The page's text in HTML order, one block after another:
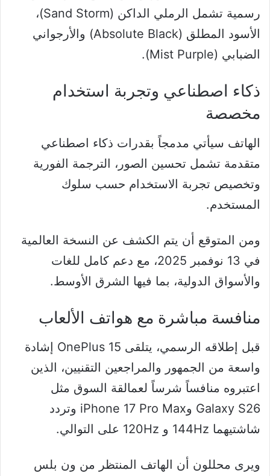
رسمية تشمل الرملي الداكن (Sand Storm)،
الأسود المطلق (Absolute Black) والأرجواني
الضبابي (Mist Purple).
ذكاء اصطناعي وتجربة استخدام
مخصصة
الهاتف سيأتي مدمجاً بقدرات ذكاء اصطناعي
متقدمة تشمل تحسين الصور، الترجمة الفورية
وتخصيص تجربة الاستخدام حسب سلوك
المستخدم.
ومن المتوقع أن يتم الكشف عن النسخة العالمية
في 13 نوفمبر 2025، مع دعم كامل للغات
والأسواق الدولية، بما فيها الشرق الأوسط.
منافسة مباشرة مع هواتف الألعاب
قبل إطلاقه الرسمي، يتلقى OnePlus 15 إشادة
واسعة من الجمهور والمراجعين التقنيين، الذين
اعتبروه منافساً شرساً لعمالقة السوق مثل
Galaxy S26 وiPhone 17 Pro Max وتردد
شاشتيهما 144Hz و 120Hz على التوالي.
ويرى محللون أن الهاتف المنتظر من ون بلس